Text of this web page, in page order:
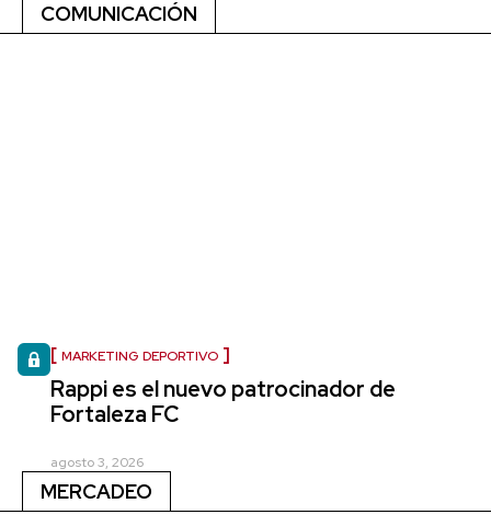
COMUNICACIÓN
MARKETING DEPORTIVO
Rappi es el nuevo patrocinador de
Fortaleza FC
agosto 3, 2026
MERCADEO